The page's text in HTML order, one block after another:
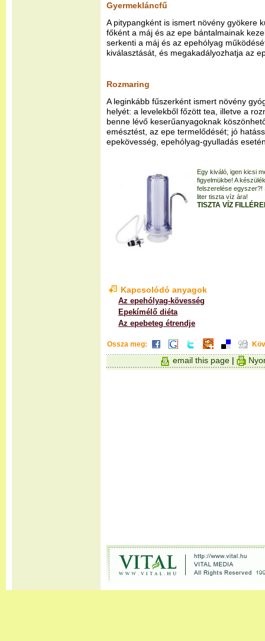
Gyermekláncfű
A pitypangként is ismert növény gyökere
főként a máj és az epe bántalmainak
serkenti a máj és az epehólyag
kiválasztását, és megakadályozhatja az
Rozmaring
A leginkább fűszerként ismert növény
helyét: a levelekből főzött tea, illetve a
benne lévő keserűanyagoknak
emésztést, az epe termelődését; jó
epekövesség, epehólyag-gyulladás
Egy kiváló, igen kicsi
figyelmükbe! A
felszerelése egyszer?!
liter tiszta víz ára!
TISZTA VÍZ
Kapcsolódó anyagok
Az epehólyag-kövesség
Epekímélő diéta
Az epebeteg étrendje
Ossza meg:
email this page |